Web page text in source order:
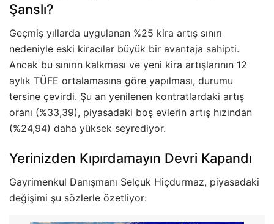
Şanslı?
Geçmiş yıllarda uygulanan %25 kira artış sınırı
nedeniyle eski kiracılar büyük bir avantaja sahipti.
Ancak bu sınırın kalkması ve yeni kira artışlarının 12
aylık TÜFE ortalamasına göre yapılması, durumu
tersine çevirdi. Şu an yenilenen kontratlardaki artış
oranı (%33,39), piyasadaki boş evlerin artış hızından
(%24,94) daha yüksek seyrediyor.
Yerinizden Kıpırdamayın Devri Kapandı
Gayrimenkul Danışmanı Selçuk Hiçdurmaz, piyasadaki
değişimi şu sözlerle özetliyor: